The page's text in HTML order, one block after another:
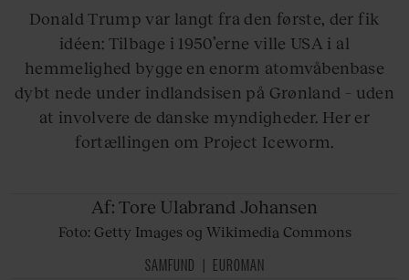
Donald Trump var langt fra den første, der fik
idéen: Tilbage i 1950’erne ville USA i al
hemmelighed bygge en enorm atomvåbenbase
dybt nede under indlandsisen på Grønland – uden
at involvere de danske myndigheder. Her er
fortællingen om Project Iceworm.
Af: Tore Ulabrand Johansen
Foto: Getty Images og Wikimedia Commons
SAMFUND EUROMAN